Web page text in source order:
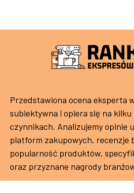
Przedstawiona ocena eksperta
subiektywna i opiera się na
czynnikach. Analizujemy opinie
platform zakupowych, recenzje
popularność produktów,
oraz przyznane nagrody